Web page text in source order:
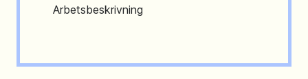
Arbetsbeskrivning